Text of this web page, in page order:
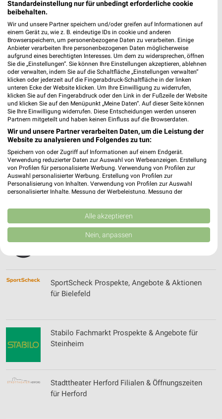
Sonderpreis Baumarkt Prospekte & Angebote für
Geseke
Specht Küchen Filialen & Öffnungszeiten für
Kamen-Heeren
SP Iwanowski Filialen & Öffnungszeiten für
Iserlohn
Sport + Schuh Reichelt Filialen & Öffnungszeiten
für Halle Westf.
Sport 2000 Prospekte, Angebote & Aktionen
SportScheck Prospekte, Angebote & Aktionen
für Bielefeld
Stabilo Fachmarkt Prospekte & Angebote für
Steinheim
Stadttheater Herford Filialen & Öffnungszeiten
für Herford
Standardeinstellung nur für unbedingt erforderliche cookie
beibehalten.
Wir und unsere Partner speichern und/oder greifen auf Informationen auf
einem Gerät zu, wie z. B. eindeutige IDs in cookie und anderen
Browserspeichern, um personenbezogene Daten zu verarbeiten. Einige
Anbieter verarbeiten Ihre personenbezogenen Daten möglicherweise
aufgrund eines berechtigten Interesses. Um dem zu widersprechen, öffnen
Sie die „Einstellungen“. Sie können Ihre Einstellungen akzeptieren, ablehnen
oder verwalten, indem Sie auf die Schaltfläche „Einstellungen verwalten“
klicken oder jederzeit auf die Fingerabdruck-Schaltfläche in der linken
unteren Ecke der Website klicken. Um Ihre Einwilligung zu widerrufen,
klicken Sie auf den Fingerabdruck oder den Link in der Fußzeile der Website
und klicken Sie auf den Menüpunkt „Meine Daten“. Auf dieser Seite können
Sie Ihre Einwilligung widerrufen. Diese Entscheidungen werden unseren
Partnern mitgeteilt und haben keinen Einfluss auf die Browserdaten.
Wir und unsere Partner verarbeiten Daten, um die Leistung der
Website zu analysieren und Folgendes zu tun:
Speichern von oder Zugriff auf Informationen auf einem Endgerät.
Verwendung reduzierter Daten zur Auswahl von Werbeanzeigen. Erstellung
von Profilen für personalisierte Werbung. Verwendung von Profilen zur
Auswahl personalisierter Werbung. Erstellung von Profilen zur
Personalisierung von Inhalten. Verwendung von Profilen zur Auswahl
personalisierter Inhalte. Messung der Werbeleistung. Messung der
Kombinationen von Daten aus verschiedenen Quellen. Entwicklung und
Verbesserung der Angebote. Verwendung reduzierter Daten zur Auswahl
von Inhalten.
Daten können außerhalb der Europäischen Union weitergegeben und in die
USA gesendet werden.
Website/App.
Wir nutzen Ihre Daten für folgende Zwecke:
IAB-Verarbeitungszwecke:
Verwendung reduzierter Daten zur Auswahl von
Werbeanzeigen
Verwendung von Profilen zur Auswahl
Alle akzeptieren
Nein, anpassen